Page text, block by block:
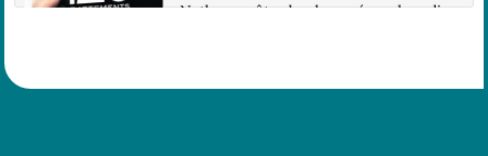
Nathan va être bouleversé par la radic...